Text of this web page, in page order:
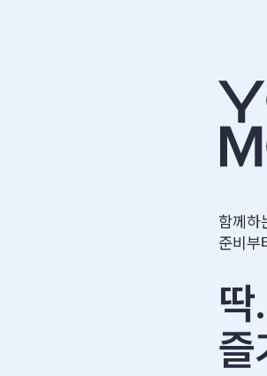
함께하
준비부
딱
즐